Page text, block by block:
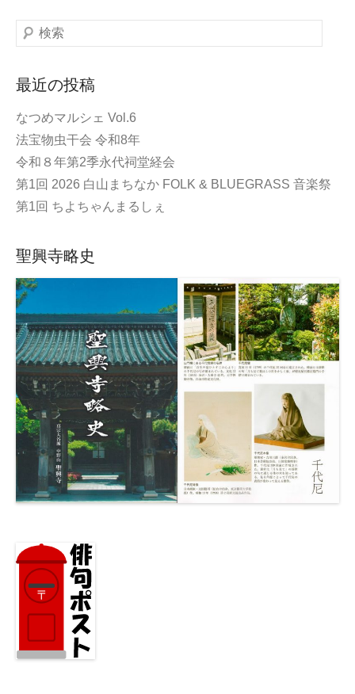
検
最近の投稿
なつめマルシェ Vol.6
法宝物虫干会 令和8年
令和８年第2季永代祠堂経会
第1回 2026 白山まちなか FOLK & BLUEGRASS 音楽祭
第1回 ちよちゃんまるしぇ
聖興寺略史